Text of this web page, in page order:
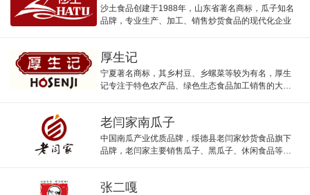
沙土食品创建于1988年，山东省著名商标，瓜子知名
品牌，专业生产、加工、销售炒货食品的现代化企业
厚生记
宁夏著名商标，其乡村豆、乡螺菜等较为有名，厚生
记专注于特色农产品、绿色生态食品加工销售的大型
老闫家南瓜子
中国南瓜产业优质品牌，绥德县老闫家炒货食品旗下
品牌，老闫家主要销售瓜子、黑瓜子、休闲食品等产
张二嘎